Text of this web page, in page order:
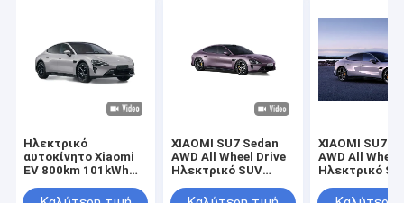
Ηλεκτρικό
αυτοκίνητο Xiaomi
EV 800km 101kWh
R19 AWD Sedan LHD
XIAOMI SU7 Sedan
AWD All Wheel Drive
Ηλεκτρικό SUV
495kw/838nm R19
XIAOMI SU7
AWD All
Ηλεκτρικό
495kw/838nm